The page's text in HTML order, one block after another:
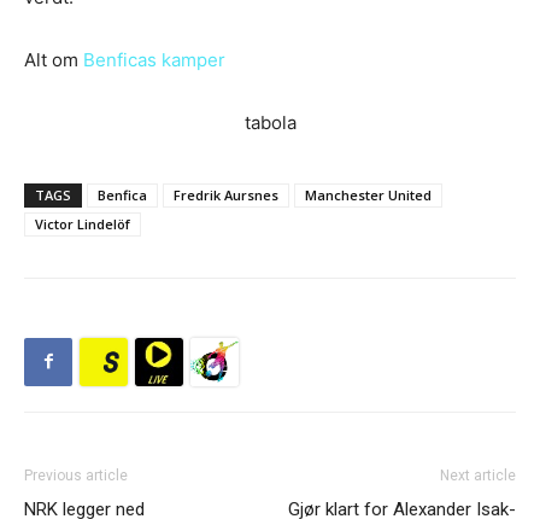
Alt om Benficas kamper
tabola
TAGS Benfica Fredrik Aursnes
Manchester United
Victor Lindelöf
Previous article
NRK legger ned
Next article
Gjør klart for Alexander Isak-